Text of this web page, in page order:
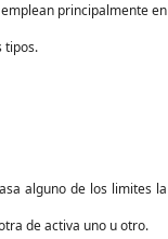
principalmente en
tipos.
alguno de los limites la
de activa uno u otro.